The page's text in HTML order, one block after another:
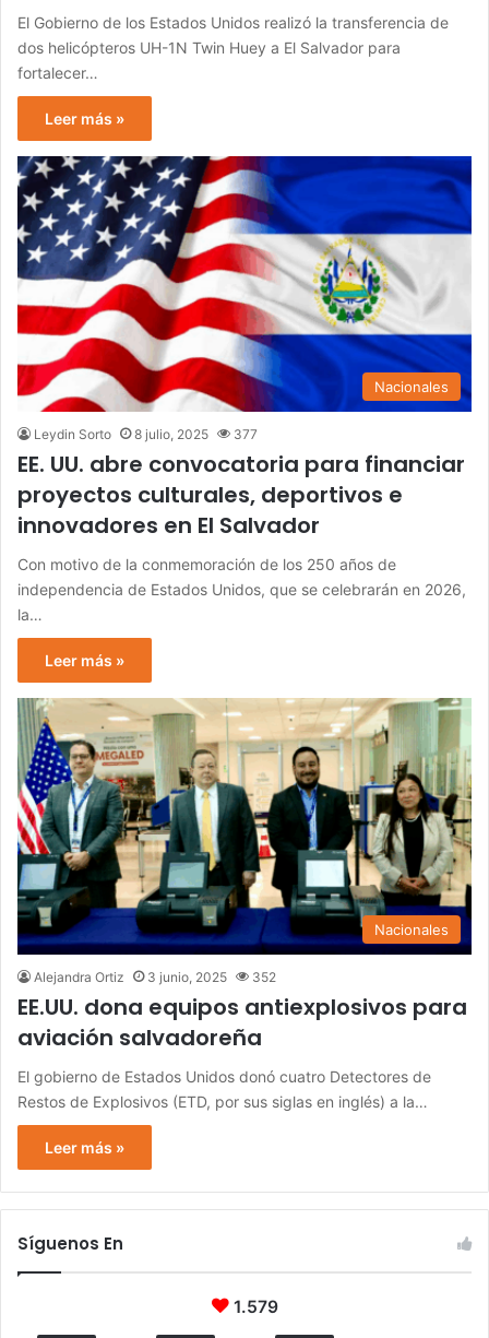
El Gobierno de los Estados Unidos realizó la transferencia de
dos helicópteros UH-1N Twin Huey a El Salvador para
fortalecer…
Leer más »
Nacionales
Leydin Sorto 8 julio, 2025 377
EE. UU. abre convocatoria para financiar
proyectos culturales, deportivos e
innovadores en El Salvador
Con motivo de la conmemoración de los 250 años de
independencia de Estados Unidos, que se celebrarán en 2026,
la…
Leer más »
Nacionales
Alejandra Ortiz 3 junio, 2025 352
EE.UU. dona equipos antiexplosivos para
aviación salvadoreña
El gobierno de Estados Unidos donó cuatro Detectores de
Restos de Explosivos (ETD, por sus siglas en inglés) a la…
Leer más »
Síguenos En
1.579